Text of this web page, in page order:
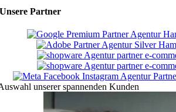
Unsere Partner
unserer spannenden Kunden